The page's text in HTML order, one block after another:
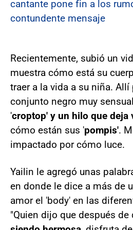
cantante pone fin a los
contundente mensaje
Recientemente, subió un
muestra cómo está su
traer a la vida a su niña. Allí
conjunto negro muy
'croptop' y un hilo que deja
cómo están sus 'pompis'.
impactado por cómo luce.
Yailin le agregó unas
en donde le dice a más de
amor el 'body' en las
"Quien dijo que después de